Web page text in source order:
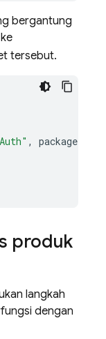
bergantung
tersebut.
, package
produk
langkah
dengan